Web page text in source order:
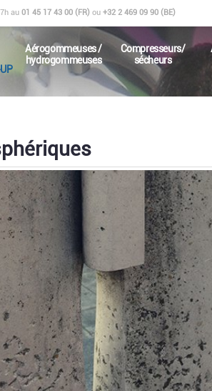
au 01 45 17 43 00 (FR) ou +32 2 469 09 90 (BE)
Aérogommeuses /
hydrogommeuses
Compresseurs/
sécheurs